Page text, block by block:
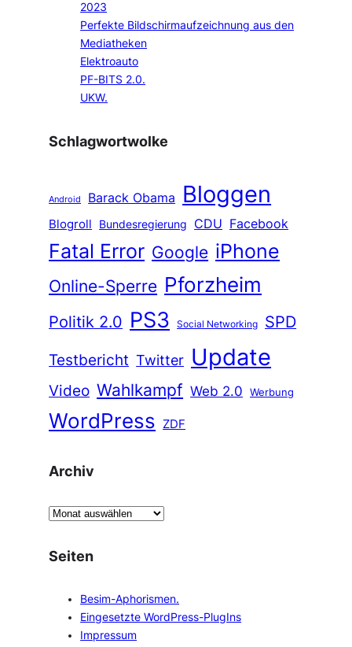
2023
Perfekte Bildschirmaufzeichnung aus den
Mediatheken
Elektroauto
PF-BITS 2.0.
UKW.
Schlagwortwolke
Android Barack Obama Bloggen
Blogroll Bundesregierung CDU Facebook
Fatal Error Google iPhone
Online-Sperre Pforzheim
Politik 2.0 PS3 Social Networking
SPD
Testbericht Twitter Update
Video Wahlkampf Web 2.0 Werbung
WordPress ZDF
Archiv
A
c
Seiten
Besim-Aphorismen.
Eingesetzte WordPress-PlugIns
Impressum